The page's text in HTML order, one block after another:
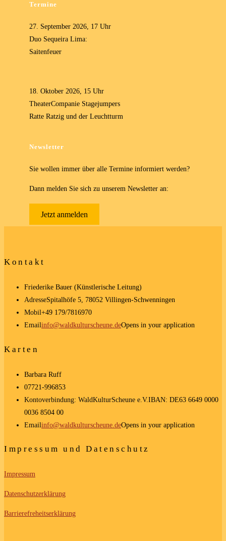
Termine
27. September 2026, 17 Uhr
Duo Sequeira Lima:
Saitenfeuer
18. Oktober 2026, 15 Uhr
TheaterCompanie Stagejumpers
Ratte Ratzig und der Leuchtturm
Newsletter
Sie wollen immer über alle Termine informiert werden?
Dann melden Sie sich zu unserem Newsletter an:
Jetzt anmelden
Kontakt
Friederike Bauer (Künstlerische Leitung)
AdresseSpitalhöfe 5, 78052 Villingen-Schwenningen
Mobil+49 179/7816970
Emailinfo@waldkulturscheune.deOpens in your application
Karten
Barbara Ruff
07721-996853
Kontoverbindung: WaldKulturScheune e.V.IBAN: DE63 6649 0000
0036 8504 00
Emailinfo@waldkulturscheune.deOpens in your application
Impressum und Datenschutz
Impressum
Datenschutzerklärung
Barrierefreheitserklärung